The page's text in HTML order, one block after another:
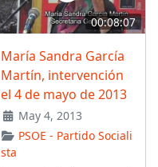
00:08:07
María Sandra García
Martín, intervención
el 4 de mayo de 2013
May 4, 2013
PSOE - Partido Sociali
sta